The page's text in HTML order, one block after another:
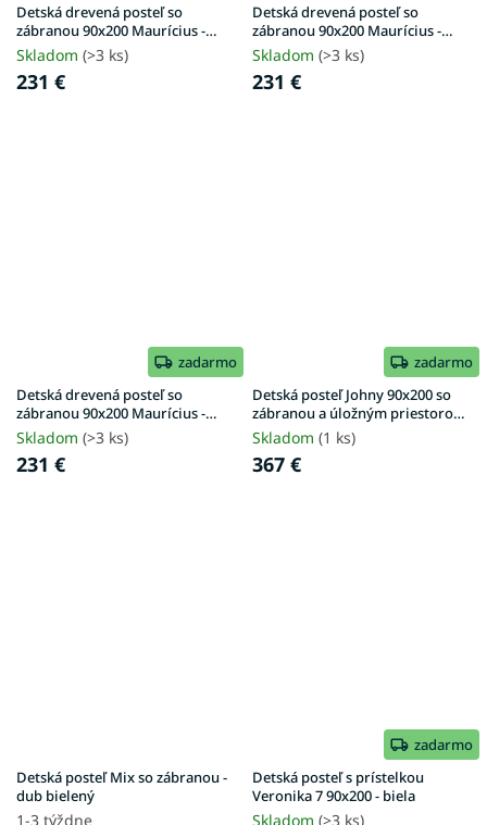
Detská drevená posteľ so
zábranou 90x200 Maurícius -
biela
Skladom (>3 ks)
231 €
Detská drevená posteľ so
zábranou 90x200 Maurícius -
borovica
Skladom (>3 ks)
231 €
zadarmo
Detská drevená posteľ so
zábranou 90x200 Maurícius -
orech
Skladom (>3 ks)
231 €
zadarmo
Detská posteľ Johny 90x200 so
zábranou a úložným priestorom
- biela
Skladom (1 ks)
367 €
Detská posteľ Mix so zábranou -
dub bielený
1-3 týždne
zadarmo
Detská posteľ s prístelkou
Veronika 7 90x200 - biela
Skladom (>3 ks)